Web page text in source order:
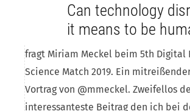
Can technology
it means to be
fragt Miriam Meckel beim 5th Digital
Science Match 2019. Ein
Vortrag von @mmeckel. Zweifellos
interessanteste Beitrag den ich bei